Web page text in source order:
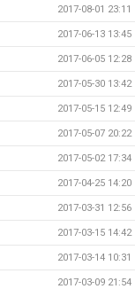
2017-08-01 23:11
2017-06-13 13:45
2017-06-05 12:28
2017-05-30 13:42
2017-05-15 12:49
2017-05-07 20:22
2017-05-02 17:34
2017-04-25 14:20
2017-03-31 12:56
2017-03-15 14:42
2017-03-14 10:31
2017-03-09 21:54